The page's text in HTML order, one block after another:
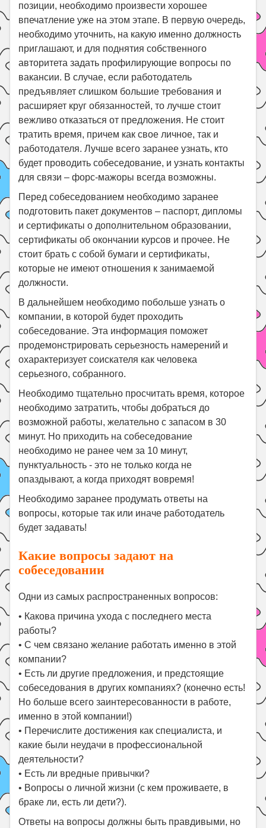
позиции, необходимо произвести хорошее
впечатление уже на этом этапе. В первую очередь,
необходимо уточнить, на какую именно должность
приглашают, и для поднятия собственного
авторитета задать профилирующие вопросы по
вакансии. В случае, если работодатель
предъявляет слишком большие требования и
расширяет круг обязанностей, то лучше стоит
вежливо отказаться от предложения. Не стоит
тратить время, причем как свое личное, так и
работодателя. Лучше всего заранее узнать, кто
будет проводить собеседование, и узнать контакты
для связи – форс-мажоры всегда возможны.
Перед собеседованием необходимо заранее
подготовить пакет документов – паспорт, дипломы
и сертификаты о дополнительном образовании,
сертификаты об окончании курсов и прочее. Не
стоит брать с собой бумаги и сертификаты,
которые не имеют отношения к занимаемой
должности.
В дальнейшем необходимо побольше узнать о
компании, в которой будет проходить
собеседование. Эта информация поможет
продемонстрировать серьезность намерений и
охарактеризует соискателя как человека
серьезного, собранного.
Необходимо тщательно просчитать время, которое
необходимо затратить, чтобы добраться до
возможной работы, желательно с запасом в 30
минут. Но приходить на собеседование
необходимо не ранее чем за 10 минут,
пунктуальность - это не только когда не
опаздывают, а когда приходят вовремя!
Необходимо заранее продумать ответы на
вопросы, которые так или иначе работодатель
будет задавать!
Какие вопросы задают на
собеседовании
Одни из самых распространенных вопросов:
• Какова причина ухода с последнего места
работы?
• С чем связано желание работать именно в этой
компании?
• Есть ли другие предложения, и предстоящие
собеседования в других компаниях? (конечно есть!
Но больше всего заинтересованности в работе,
именно в этой компании!)
• Перечислите достижения как специалиста, и
какие были неудачи в профессиональной
деятельности?
• Есть ли вредные привычки?
• Вопросы о личной жизни (с кем проживаете, в
браке ли, есть ли дети?).
Ответы на вопросы должны быть правдивыми, но